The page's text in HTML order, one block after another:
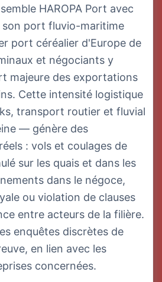
HAROPA Port avec
son port fluvio-maritime
port céréalier d'Europe de
et négociants y
majeure des exportations
Cette intensité logistique
transport routier et fluvial
— génère des
: vols et coulages de
sur les quais et dans les
dans le négoce,
ou violation de clauses
entre acteurs de la filière.
enquêtes discrètes de
en lien avec les
concernées.